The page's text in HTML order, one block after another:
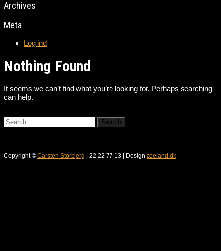
Archives
Meta
Log ind
Nothing Found
It seems we can’t find what you’re looking for. Perhaps searching
can help.
Copyright © Carsten Storbjerg | 22 22 77 13 | Design zeeland.dk